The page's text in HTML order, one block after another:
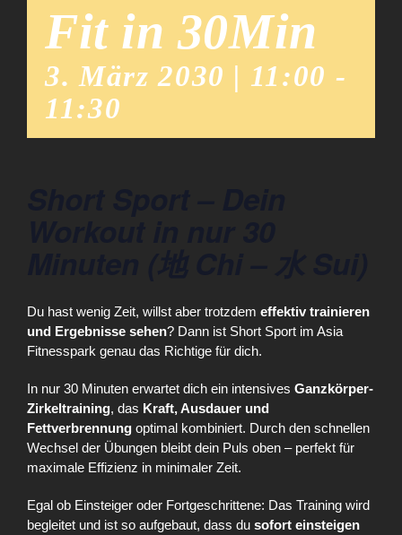
Fit in 30Min
3. März 2030 | 11:00 -
11:30
Du hast wenig Zeit, willst aber trotzdem effektiv trainieren
und Ergebnisse sehen? Dann ist Short Sport im Asia
Fitnesspark genau das Richtige für dich.
In nur 30 Minuten erwartet dich ein intensives Ganzkörper-
Zirkeltraining, das Kraft, Ausdauer und
Fettverbrennung optimal kombiniert. Durch den schnellen
Wechsel der Übungen bleibt dein Puls oben – perfekt für
maximale Effizienz in minimaler Zeit.
Egal ob Einsteiger oder Fortgeschrittene: Das Training wird
begleitet und ist so aufgebaut, dass du sofort einsteigen